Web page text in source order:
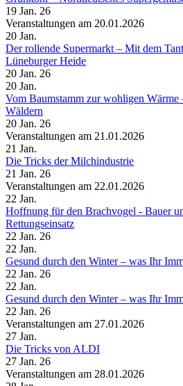
19 Jan. 26
Veranstaltungen am 20.01.2026
20 Jan.
Der rollende Supermarkt – Mit dem
Lüneburger Heide
20 Jan. 26
20 Jan.
Vom Baumstamm zur wohligen Wärme
Wäldern
20 Jan. 26
Veranstaltungen am 21.01.2026
21 Jan.
Die Tricks der Milchindustrie
21 Jan. 26
Veranstaltungen am 22.01.2026
22 Jan.
Hoffnung für den Brachvogel - Bauer
Rettungseinsatz
22 Jan. 26
22 Jan.
Gesund durch den Winter – was Ihr
22 Jan. 26
22 Jan.
Gesund durch den Winter – was Ihr
22 Jan. 26
Veranstaltungen am 27.01.2026
27 Jan.
Die Tricks von ALDI
27 Jan. 26
Veranstaltungen am 28.01.2026